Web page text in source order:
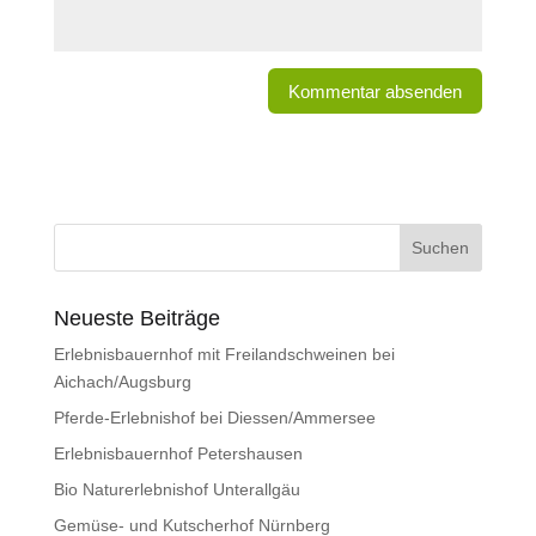
Neueste Beiträge
Erlebnisbauernhof mit Freilandschweinen bei
Aichach/Augsburg
Pferde-Erlebnishof bei Diessen/Ammersee
Erlebnisbauernhof Petershausen
Bio Naturerlebnishof Unterallgäu
Gemüse- und Kutscherhof Nürnberg